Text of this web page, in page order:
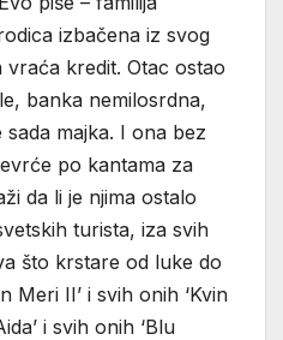
izbačena iz svog
vraća kredit. Otac ostao
banka nemilosrdna,
majka. I ona bez
po kantama za
da li je njima ostalo
turista, iza svih
što krstare od luke do
Meri II’ i svih onih ‘Kvin
i svih onih ‘Blu